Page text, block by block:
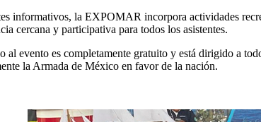
informativos, la EXPOMAR incorpora actividades
cercana y participativa para todos los asistentes.
al evento es completamente gratuito y está dirigido a
la Armada de México en favor de la nación.